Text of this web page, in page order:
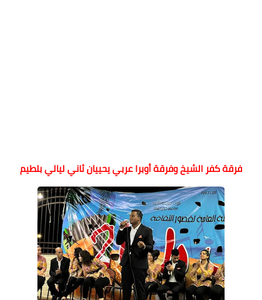
فرقة كفر الشيخ وفرقة أوبرا عربي يحييان ثاني ليالي بلطيم